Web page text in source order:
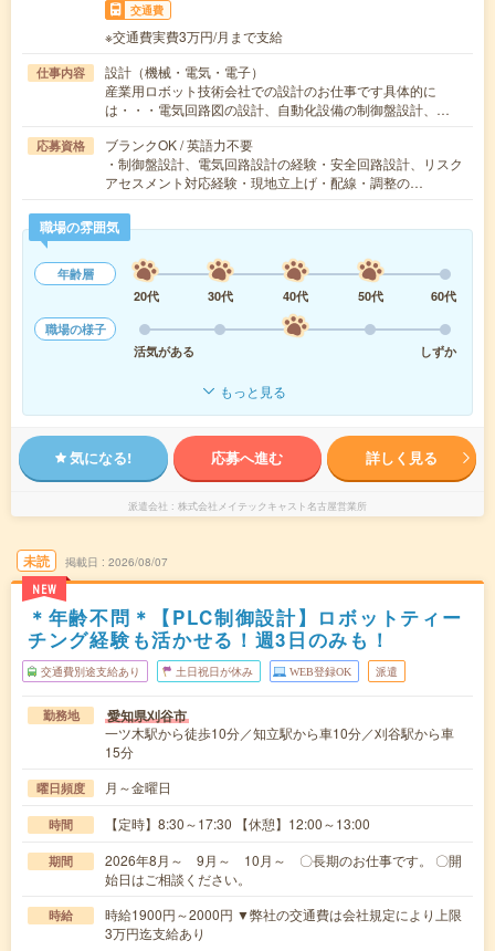
交通費
※交通費実費3万円/月まで支給
仕事内容
設計（機械・電気・電子）
産業用ロボット技術会社での設計のお仕事です具体的に
は・・・電気回路図の設計、自動化設備の制御盤設計、…
応募資格
ブランクOK / 英語力不要
・制御盤設計、電気回路設計の経験・安全回路設計、リスク
アセスメント対応経験・現地立上げ・配線・調整の…
職場の雰囲気
年齢層
20代
30代 40代 50代
60代
職場の様子
活気がある
しずか
もっと見る
気になる! 応募へ進む 詳しく見る
派遣会社 株式会社メイテックキャスト名古屋営業所
未読
NEW
掲載日 2026/08/07
＊年齢不問＊【PLC制御設計】ロボットティー
チング経験も活かせる！週3日のみも！
交通費別途支給あり 土日祝日が休み WEB登録OK 派遣
勤務地 愛知県刈谷市
一ツ木駅から徒歩10分／知立駅から車10分／刈谷駅から車
15分
曜日頻度 月～金曜日
時間 【定時】8:30～17:30 【休憩】12:00～13:00
期間
2026年8月～ 9月～ 10月～ 〇長期のお仕事です。 〇開
始日はご相談ください。
時給
時給1900円～2000円 ▼弊社の交通費は会社規定により上限
3万円迄支給あり